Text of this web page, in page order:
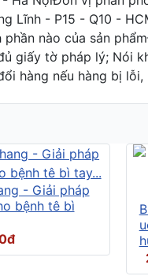
Lĩnh - P15 - Q10 -
nào của sản
giấy tờ pháp lý; Nói
hàng nếu hàng bị
- Giải pháp
bệnh tê bì